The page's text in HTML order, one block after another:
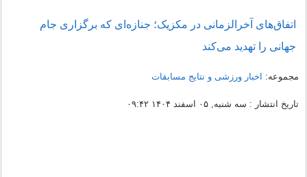
اتفاق‌های آخرالزمانی در مکزیک؛ جنازه‌ای که برگزاری جام
جهانی را تهدید می‌کند
مجموعه: اخبار ورزشی و نتایج مسابقات
تاریخ انتشار : سه شنبه, ۰۵ اسفند ۱۴۰۴ ۰۹:۴۲